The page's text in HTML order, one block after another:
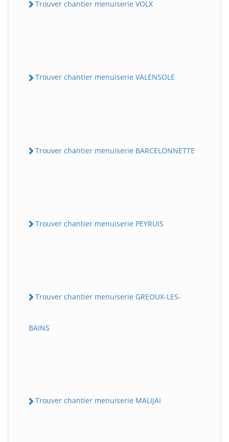
Trouver chantier menuiserie VOLX
Trouver chantier menuiserie VALENSOLE
Trouver chantier menuiserie BARCELONNETTE
Trouver chantier menuiserie PEYRUIS
Trouver chantier menuiserie GREOUX-LES-
BAINS
Trouver chantier menuiserie MALIJAI